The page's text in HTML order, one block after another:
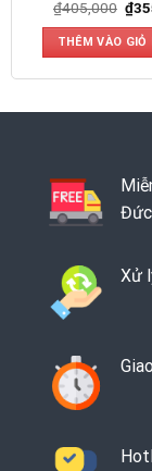
₫405,000 ₫
THÊM VÀO GIỎ
Xử